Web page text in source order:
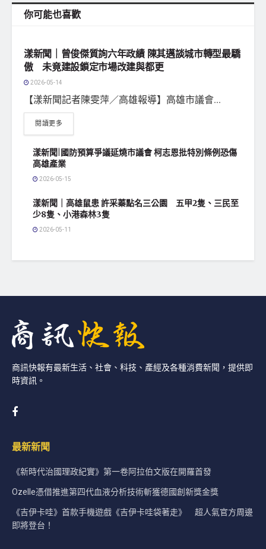
你可能也喜歡
漾新聞｜曾俊傑質詢六年政績 陳其邁談城市轉型最驕
傲 未竟建設鎖定市場改建與都更
2026-05-14
【漾新聞記者陳雯萍／高雄報導】高雄市議會...
閱讀更多
漾新聞|國防預算爭議延燒市議會 柯志恩批特別條例恐傷
高雄產業
2026-05-15
漾新聞｜高雄鼠患 許采蓁點名三公園 五甲2隻、三民至
少8隻、小港森林3隻
2026-05-11
商訊快報有最新生活、社會、科技、產經及各種消費新聞，提供即
時資訊。
最新新聞
《新時代治國理政紀實》第一卷阿拉伯文版在開羅首發
Ozelle憑借推進第四代血液分析技術斬獲德國創新獎金獎
《吉伊卡哇》首款手機遊戲《吉伊卡哇袋著走》 超人氣官方周邊
即將登台！